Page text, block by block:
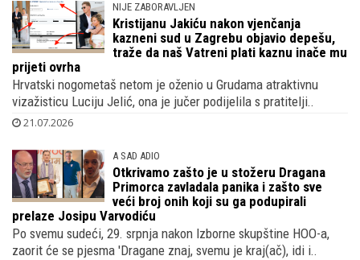
NIJE ZABORAVLJEN
Kristijanu Jakiću nakon vjenčanja
kazneni sud u Zagrebu objavio depešu,
traže da naš Vatreni plati kaznu inače mu
prijeti ovrha
Hrvatski nogometaš netom je oženio u Grudama atraktivnu
vizažisticu Luciju Jelić, ona je jučer podijelila s pratitelji..
21.07.2026
A SAD ADIO
Otkrivamo zašto je u stožeru Dragana
Primorca zavladala panika i zašto sve
veći broj onih koji su ga podupirali
prelaze Josipu Varvodiću
Po svemu sudeći, 29. srpnja nakon Izborne skupštine HOO-a,
zaorit će se pjesma 'Dragane znaj, svemu je kraj(ač), idi i..